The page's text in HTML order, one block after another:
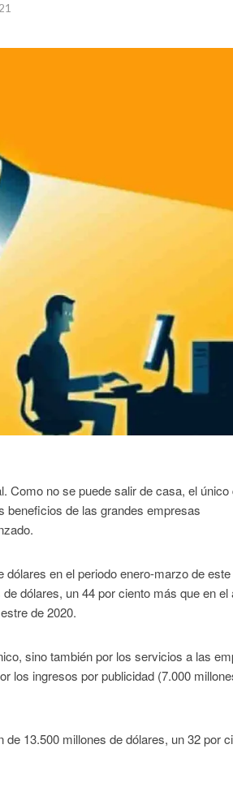
Como no se puede salir de casa, el único
beneficios de las grandes empresas
en el periodo enero-marzo de
dólares, un 44 por ciento más que en el
de 2020.
sino también por los servicios a las
los ingresos por publicidad (7.000
13.500 millones de dólares, un 32 por